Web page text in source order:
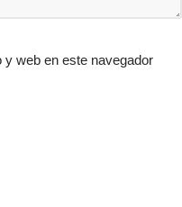
web en este navegador